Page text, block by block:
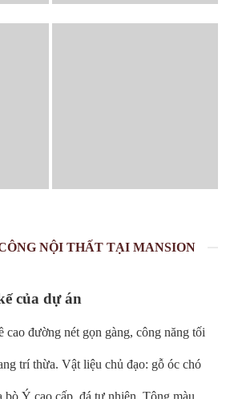
NỘI THẤT TẠI MANSION
của dự án
cao đường nét gọn gàng, công năng tối
trí thừa. Vật liệu chủ đạo: gỗ óc chó
bò Ý cao cấp, đá tự nhiên. Tông màu